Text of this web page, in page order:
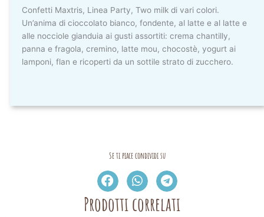
Confetti Maxtris, Linea Party, Two milk di vari colori.
Un’anima di cioccolato bianco, fondente, al latte e al latte e
alle nocciole gianduia ai gusti assortiti: crema chantilly,
panna e fragola, cremino, latte mou, chocostè, yogurt ai
lamponi, flan e ricoperti da un sottile strato di zucchero.
Se ti piace condividi su
Prodotti correlati